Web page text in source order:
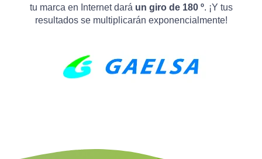
tu marca en Internet dará un giro de 180 º. ¡Y tus
resultados se multiplicarán exponencialmente!